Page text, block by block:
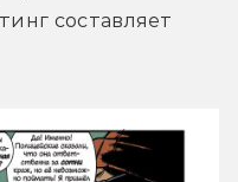
составляет